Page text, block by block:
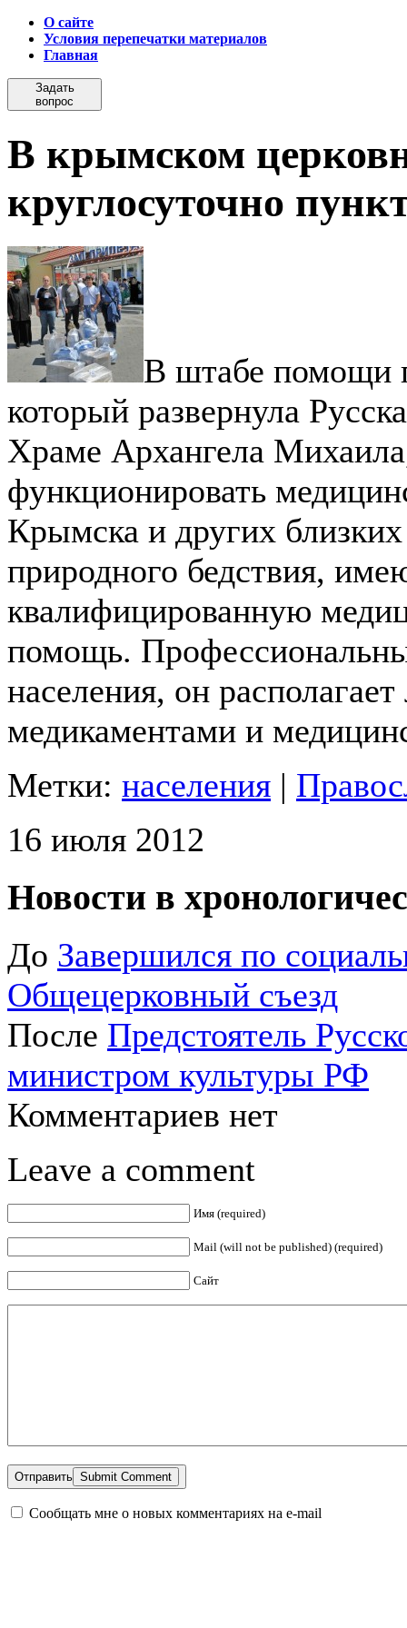
О сайте
Условия перепечатки материалов
Главная
Задать
вопрос
В крымском
круглосуточно
В штабе помощи
который развернула
Храме Архангела
функционировать
Крымска и других
природного бедствия,
квалифицированную
помощь.
населения, он
медикаментами и
Метки: населения |
16 июля 2012
Новости в
До Завершился по
Общецерковный съезд
После Предстоятель
министром культуры РФ
Комментариев нет
Leave a comment
Имя (required)
Mail (will not be published) (required)
Сайт
Отправить
Сообщать мне о новых комментариях на e-mail